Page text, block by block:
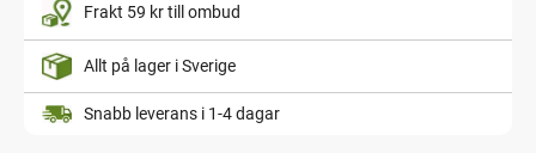
Frakt 59 kr till ombud
Allt på lager i Sverige
Snabb leverans i 1-4 dagar